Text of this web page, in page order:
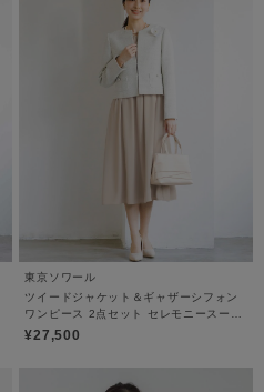
東京ソワール
ツイードジャケット＆ギャザーシフォン
ワンピース 2点セット セレモニースーツ
【卒業式・入学式・学校行事・七五三・
¥27,500